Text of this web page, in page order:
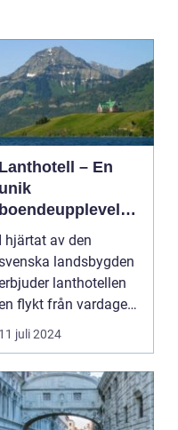
Lanthotell – En
unik
boendeupplevelse
i harmoni med
naturen
I hjärtat av den
landsbygden
lanthotellen
flykt från vardagens
hektik...
11 juli 2024